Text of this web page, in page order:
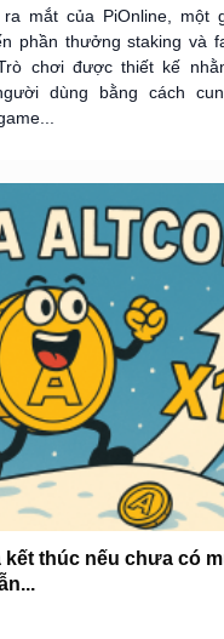
mắt của PiOnline, một
phần thưởng staking và
chơi được thiết kế
dùng bằng cách
thúc nếu chưa có